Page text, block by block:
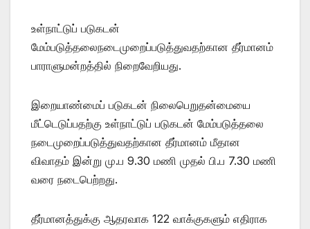
உள்நாட்டுப் படுகடன்
மேம்படுத்தலைநடைமுறைப்படுத்துவதற்கான தீர்மானம்
பாராளுமன்றத்தில் நிறைவேறியது.
இறையாண்மைப் படுகடன் நிலைபெறுதன்மையை
மீட்டெடுப்பதற்கு உள்நாட்டுப் படுகடன் மேம்படுத்தலை
நடைமுறைப்படுத்துவதற்கான தீர்மானம் மீதான
விவாதம் இன்று மு.ப 9.30 மணி முதல் பி.ப 7.30 மணி
வரை நடைபெற்றது.
தீர்மானத்துக்கு ஆதரவாக 122 வாக்குகளும் எதிராக